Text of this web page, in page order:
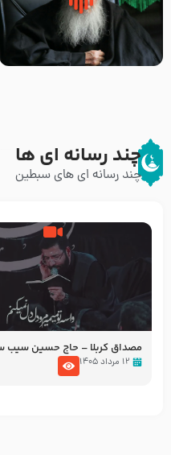
زوّار اربعین امام حسین (علیه
السلام) با این اشتیاق به زیارت
چند رسانه ای ها
چند رسانه ای های سبطین
مصداق کربلا – حاج حسین سیب
۱۲ مرداد ۱۴۰۵